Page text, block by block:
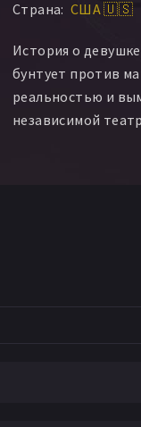
Сара Смолл
Jazmyn C Dorsey
Jaron Elijah
Athena Phoenix
Alexandra Tatarsky
Страна: США 🇺🇸
История о
бунтует против
реальностью и
независимой